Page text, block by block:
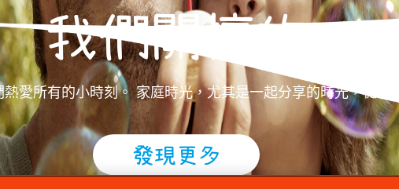
我們關懷的
愛所有的小時刻。 家庭時光，尤其是一起分享的時光，從不
發現更多